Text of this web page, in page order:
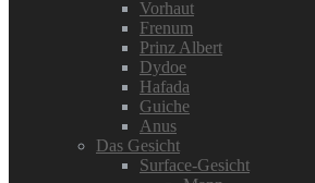
Vorhaut
Frenum
Prinz Albert
Dydoe
Hafada
Guiche
Anus
Das Gesicht
Surface-Gesicht